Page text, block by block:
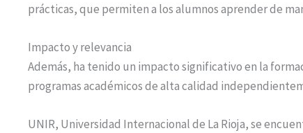
prácticas, que permiten a los alumnos aprender de
Impacto y relevancia
Además, ha tenido un impacto significativo en la
programas académicos de alta calidad
UNIR, Universidad Internacional de La Rioja, se